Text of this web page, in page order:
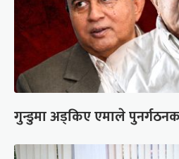
गुन्डुमा अड्किए एमाले